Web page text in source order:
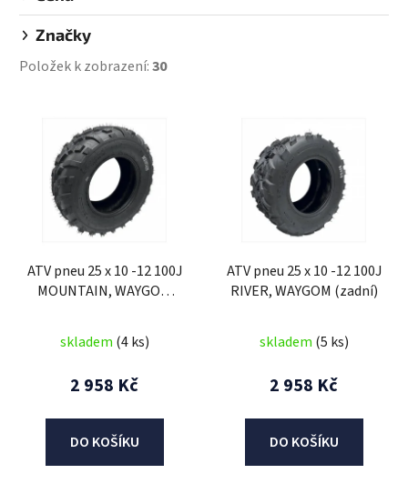
Značky
Položek k zobrazení:30
ATV pneu 25 x 10 -12 100J
MOUNTAIN, WAYGOM
skladem (4 ks)
2 958 Kč
DO KOŠÍKU
ATV pneu 25 x 10 -12 100J
RIVER, WAYGOM (zadní)
skladem (5 ks)
2 958 Kč
DO KOŠÍKU